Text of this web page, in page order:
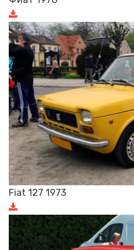
Fiat 127 1973